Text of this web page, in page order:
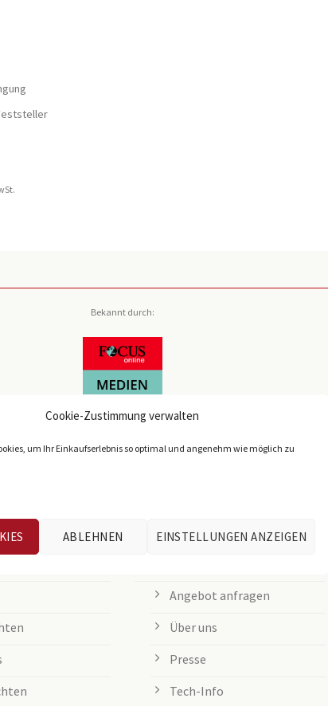
Cookie-Zustimmung verwalten
um Ihr Einkaufserlebnis so optimal und angenehm wie möglich zu
ABLEHNEN EINSTELLUNGEN ANZEIGEN
Bekannt durch:
Angebot anfragen
Über uns
Presse
Tech-Info